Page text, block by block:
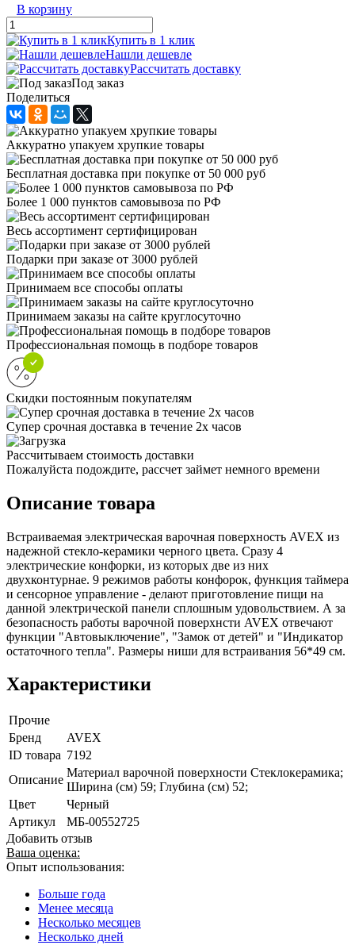
В корзину
Купить в 1 клик
Нашли дешевле
Рассчитать доставку
Под заказ
Поделиться
Аккуратно упакуем хрупкие товары
Бесплатная доставка при покупке от 50 000 руб
Более 1 000 пунктов самовывоза по РФ
Весь ассортимент сертифицирован
Подарки при заказе от 3000 рублей
Принимаем все способы оплаты
Принимаем заказы на сайте круглосуточно
Профессиональная помощь в подборе товаров
Скидки постоянным покупателям
Супер срочная доставка в течение 2х часов
Рассчитываем стоимость доставки
Пожалуйста подождите, рассчет займет немного времени
Описание товара
Встраиваемая электрическая варочная поверхность AVEX из
надежной стекло-керамики черного цвета. Сразу 4
электрические конфорки, из которых две из них
двухконтурнае. 9 режимов работы конфорок, функция таймера
и сенсорное управление - делают приготовление пищи на
данной электрической панели сплошным удовольствием. А за
безопасность работы варочной поверхнсти AVEX отвечают
функции "Автовыключение", "Замок от детей" и "Индикатор
остаточного тепла". Размеры ниши для встраивания 56*49 см.
Характеристики
Прочие
Бренд
AVEX
ID товара 7192
Описание
Материал варочной поверхности Стеклокерамика;
Ширина (см) 59; Глубина (см) 52;
Цвет
Черный
Артикул
МБ-00552725
Добавить отзыв
Ваша оценка:
Опыт использования:
Больше года
Менее месяца
Несколько месяцев
Несколько дней